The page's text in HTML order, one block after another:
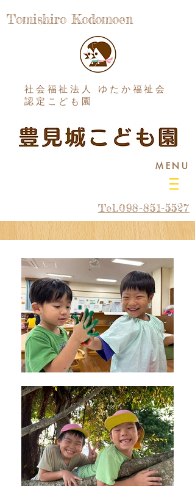
Tomishiro Kodomoen
社会福祉法人 ゆたか福祉会
認定こども園
MENU
Tel.098-851-5527